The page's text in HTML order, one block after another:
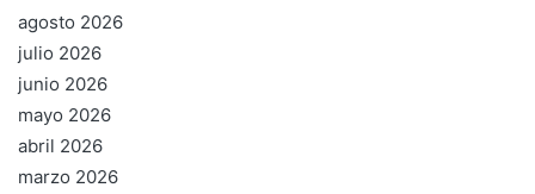
agosto 2026
julio 2026
junio 2026
mayo 2026
abril 2026
marzo 2026